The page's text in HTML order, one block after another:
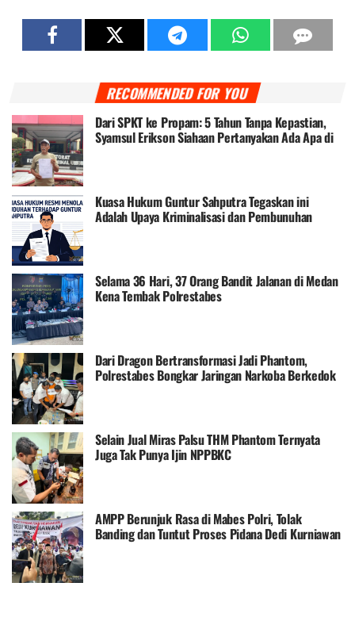
RECOMMENDED FOR YOU
‎Dari SPKT ke Propam: 5 Tahun Tanpa Kepastian,
Syamsul Erikson Siahaan Pertanyakan Ada Apa di
Kuasa Hukum Guntur Sahputra Tegaskan ini
Adalah Upaya Kriminalisasi dan Pembunuhan
Selama 36 Hari, 37 Orang Bandit Jalanan di Medan
Kena Tembak Polrestabes
Dari Dragon Bertransformasi Jadi Phantom,
Polrestabes Bongkar Jaringan Narkoba Berkedok
Selain Jual Miras Palsu THM Phantom Ternyata
Juga Tak Punya Ijin NPPBKC
AMPP Berunjuk Rasa di Mabes Polri, Tolak
Banding dan Tuntut Proses Pidana Dedi Kurniawan